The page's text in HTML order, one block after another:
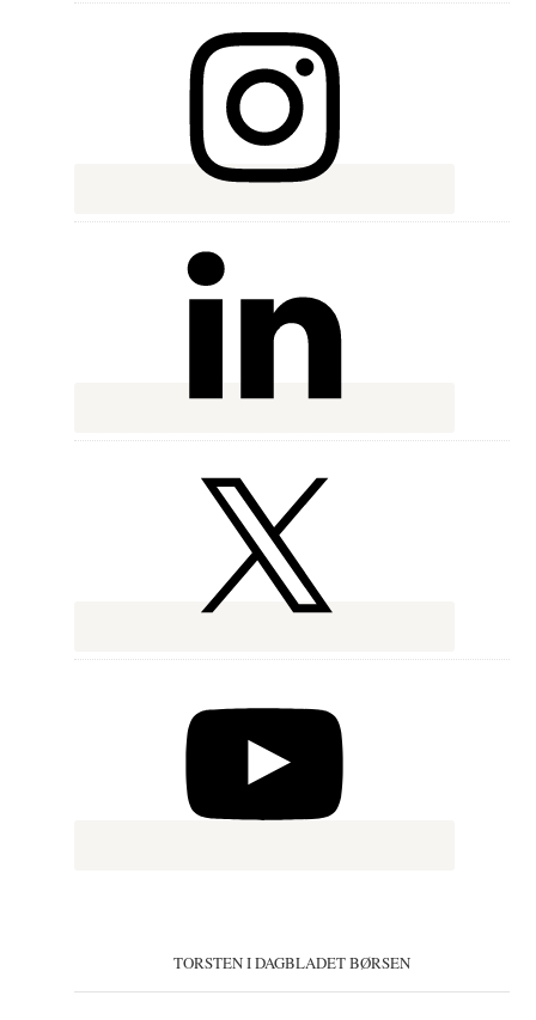
TORSTEN I DAGBLADET BØRSEN